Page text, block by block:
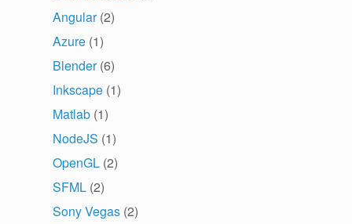
Angular(2)
Azure (1)
Blender(6)
Inkscape (1)
Matlab (1)
NodeJS (1)
OpenGL (2)
SFML (2)
Sony Vegas (2)